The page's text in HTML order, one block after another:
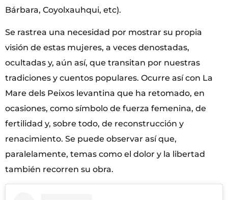
Bárbara, Coyolxauhqui, etc).
Se rastrea una necesidad por mostrar su propia
visión de estas mujeres, a veces denostadas,
ocultadas y, aún así, que transitan por nuestras
tradiciones y cuentos populares. Ocurre así con La
Mare dels Peixos levantina que ha retomado, en
ocasiones, como símbolo de fuerza femenina, de
fertilidad y, sobre todo, de reconstrucción y
renacimiento. Se puede observar así que,
paralelamente, temas como el dolor y la libertad
también recorren su obra.